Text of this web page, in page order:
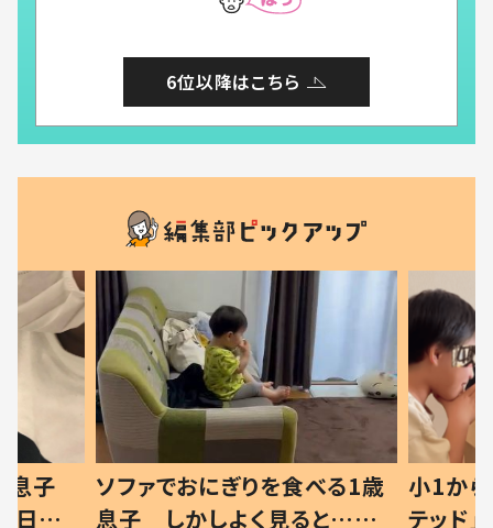
6位以降はこちら
を食べる1歳
見ると…母
小1から不登校、息子は「ギフ
テッド」だった 父が“ウチ給